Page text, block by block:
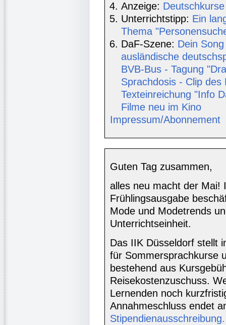
Anzeige:
Unterrichtstipp: Ein
Thema
DaF-Szene: Dein
ausländische
BVB-Bus - Tagung
Sprachdosis - Clip
Texteinreichung "Info
Filme neu im Kino
Impressum/Abonnement
Guten Tag zusammen,
alles neu macht der Mai!
Frühlingsausgabe
Mode und Modetrends
Unterrichtseinheit.
Das IIK Düsseldorf stellt
für Sommersprachkurse
bestehend aus
Reisekostenzuschuss.
Lernenden noch
Annahmeschluss endet
Stipendienausschreibung.